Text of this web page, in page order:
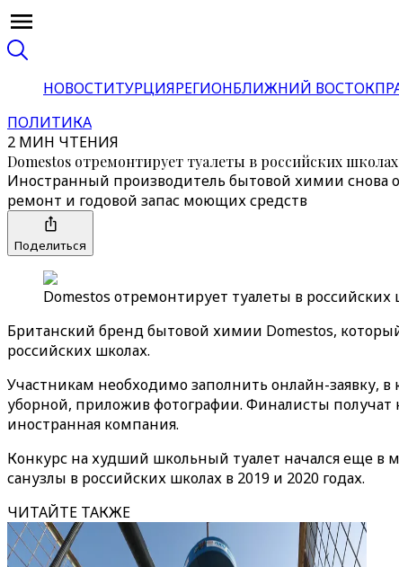
НОВОСТИТУРЦИЯРЕГИОНБЛИЖНИЙ ВОСТОК
ПОЛИТИКА
2 МИН ЧТЕНИЯ
Domestos отремонтирует туалеты в российских школах
Иностранный производитель бытовой химии снова
ремонт и годовой запас моющих средств
Поделиться
Domestos отремонтирует туалеты в российских
Британский бренд бытовой химии Domestos,
российских школах.
Участникам необходимо заполнить онлайн-заявку,
уборной, приложив фотографии. Финалисты
иностранная компания.
Конкурс на худший школьный туалет начался еще в
санузлы в российских школах в 2019 и 2020 годах.
ЧИТАЙТЕ ТАКЖЕ